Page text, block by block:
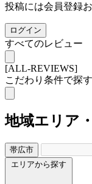
投稿には会員登録
ログイン
すべてのレビュー
[ALL-REVIEWS]
こだわり条件で探す
地域エリア
帯広市
エリアから探す